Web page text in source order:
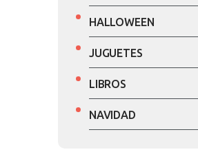
HALLOWEEN
JUGUETES
LIBROS
NAVIDAD